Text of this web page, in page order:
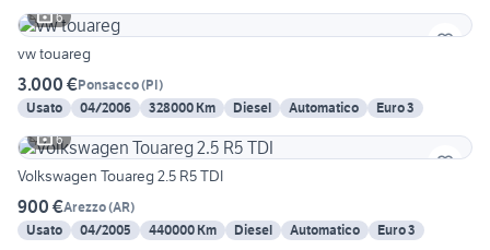
6
vw touareg
3.000 €Ponsacco(PI)
Usato
04/2006 328000 Km Diesel Automatico
Euro 3
6
Volkswagen Touareg 2.5 R5 TDI
900 €Arezzo(AR)
Usato
04/2005 440000 Km Diesel Automatico
Euro 3